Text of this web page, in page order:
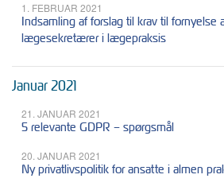
1. FEBRUAR 2021
Indsamling af forslag til krav til fornyelse
lægesekretærer i lægepraksis
Januar 2021
21. JANUAR 2021
5 relevante GDPR – spørgsmål
20. JANUAR 2021
Ny privatlivspolitik for ansatte i almen